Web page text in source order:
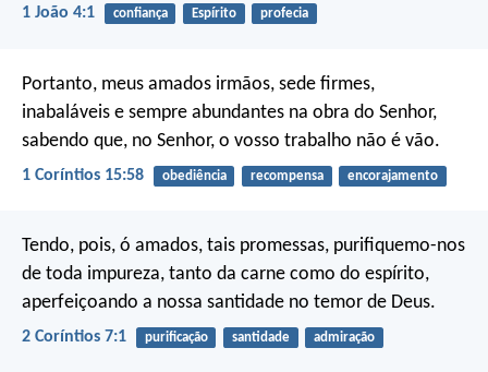
1 João 4:1 confiança Espírito profecia
Portanto, meus amados irmãos, sede firmes,
inabaláveis e sempre abundantes na obra do Senhor,
sabendo que, no Senhor, o vosso trabalho não é vão.
1 Coríntios 15:58 obediência recompensa encorajamento
Tendo, pois, ó amados, tais promessas, purifiquemo-nos
de toda impureza, tanto da carne como do espírito,
aperfeiçoando a nossa santidade no temor de Deus.
2 Coríntios 7:1 purificação santidade admiração